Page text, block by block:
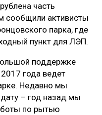
часть
сообщили активисты
парка, где
пункт для ЛЭП.
поддержке
года ведет
Недавно мы
– год назад мы
по рытью